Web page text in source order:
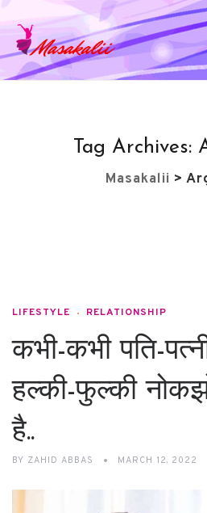
Tag Archives:
Masakalii >
LIFESTYLE RELATIONSHIP
कभी-कभी पति-
हल्की-फुल्की
है..
BY ZAHID ABBAS MARCH 12, 2022